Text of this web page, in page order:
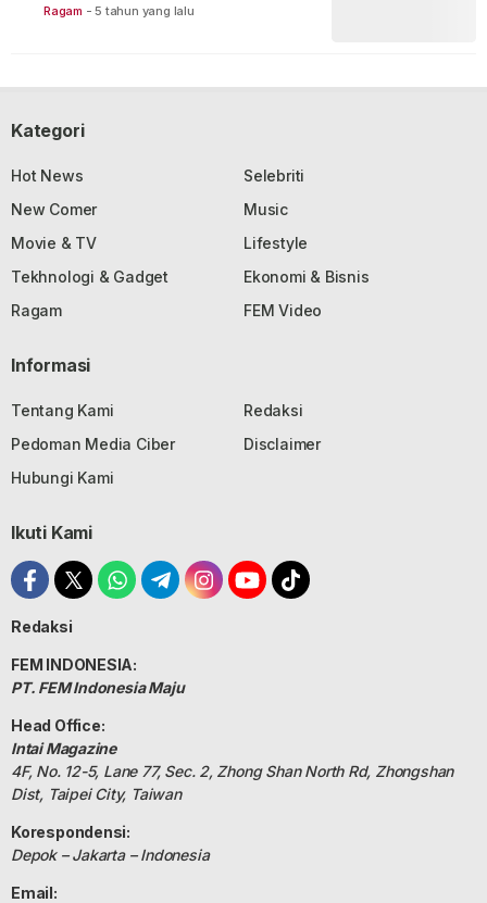
Ragam - 5 tahun yang lalu
Kategori
Hot News
Selebriti
New Comer
Music
Movie & TV
Lifestyle
Tekhnologi & Gadget
Ekonomi & Bisnis
Ragam
FEM Video
Informasi
Tentang Kami
Redaksi
Pedoman Media Ciber
Disclaimer
Hubungi Kami
Ikuti Kami
Redaksi
FEM INDONESIA:
PT. FEM Indonesia Maju
Head Office:
Intai Magazine
4F, No. 12-5, Lane 77, Sec. 2, Zhong Shan North Rd, Zhongshan
Dist, Taipei City, Taiwan
Korespondensi:
Depok – Jakarta – Indonesia
Email: